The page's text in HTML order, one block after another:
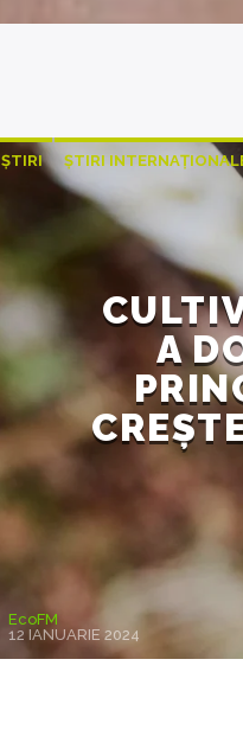
ȘTIRI ȘTIRI
A
EcoFM
12 IANUARIE 2024